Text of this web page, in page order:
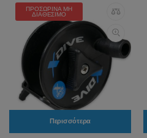
ΠΡΟΣΩΡΙΝΆ ΜΗ
ΔΙΑΘΈΣΙΜΟ
Περισσότερα